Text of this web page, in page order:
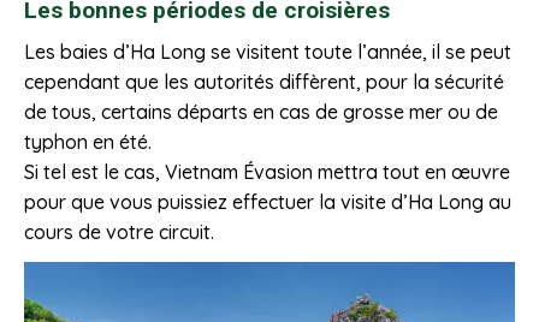
Les bonnes périodes de croisières
Les baies d’Ha Long se visitent toute l’année, il se peut
cependant que les autorités diffèrent, pour la sécurité
de tous, certains départs en cas de grosse mer ou de
typhon en été.
Si tel est le cas, Vietnam Évasion mettra tout en œuvre
pour que vous puissiez effectuer la visite d’Ha Long au
cours de votre circuit.